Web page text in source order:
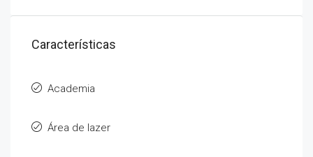
Características
Academia
Área de lazer